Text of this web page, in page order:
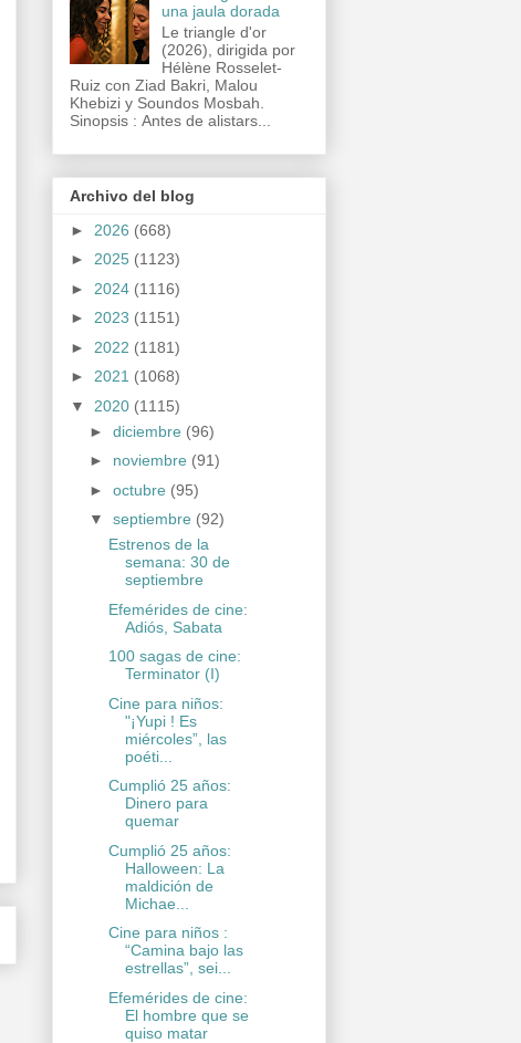
una jaula dorada
Le triangle d'or
(2026), dirigida por
Hélène Rosselet-
Ruiz con Ziad Bakri, Malou
Khebizi y Soundos Mosbah.
Sinopsis : Antes de alistars...
Archivo del blog
► 2026 (668)
► 2025 (1123)
► 2024 (1116)
► 2023 (1151)
► 2022 (1181)
► 2021 (1068)
▼ 2020 (1115)
► diciembre (96)
► noviembre (91)
► octubre (95)
▼ septiembre (92)
Estrenos de la
semana: 30 de
septiembre
Efemérides de cine:
Adiós, Sabata
100 sagas de cine:
Terminator (I)
Cine para niños:
"¡Yupi ! Es
miércoles”, las
poéti...
Cumplió 25 años:
Dinero para
quemar
Cumplió 25 años:
Halloween: La
maldición de
Michae...
Cine para niños :
“Camina bajo las
estrellas”, sei...
Efemérides de cine:
El hombre que se
quiso matar